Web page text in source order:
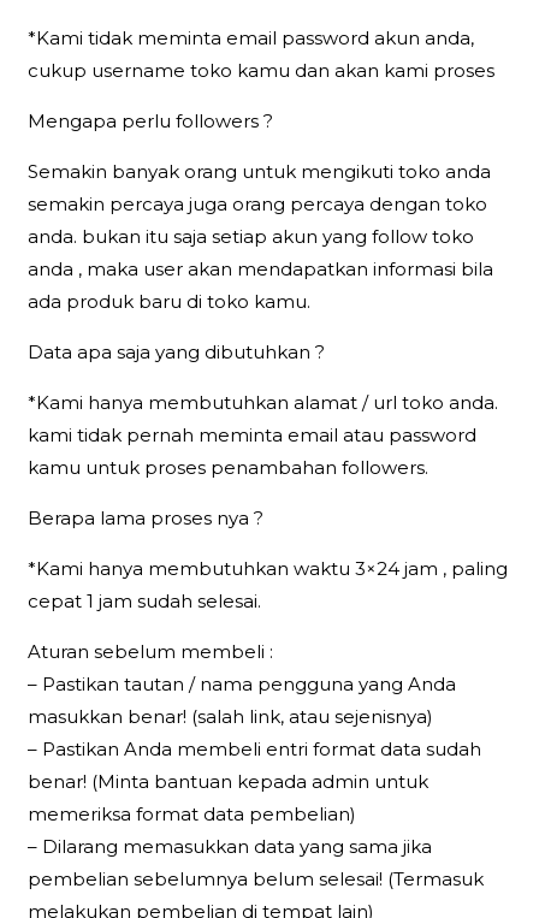
*Kami tidak meminta email password akun anda,
cukup username toko kamu dan akan kami proses
Mengapa perlu followers ?
Semakin banyak orang untuk mengikuti toko anda
semakin percaya juga orang percaya dengan toko
anda. bukan itu saja setiap akun yang follow toko
anda , maka user akan mendapatkan informasi bila
ada produk baru di toko kamu.
Data apa saja yang dibutuhkan ?
*Kami hanya membutuhkan alamat / url toko anda.
kami tidak pernah meminta email atau password
kamu untuk proses penambahan followers.
Berapa lama proses nya ?
*Kami hanya membutuhkan waktu 3×24 jam , paling
cepat 1 jam sudah selesai.
Aturan sebelum membeli :
– Pastikan tautan / nama pengguna yang Anda
masukkan benar! (salah link, atau sejenisnya)
– Pastikan Anda membeli entri format data sudah
benar! (Minta bantuan kepada admin untuk
memeriksa format data pembelian)
– Dilarang memasukkan data yang sama jika
pembelian sebelumnya belum selesai! (Termasuk
melakukan pembelian di tempat lain)